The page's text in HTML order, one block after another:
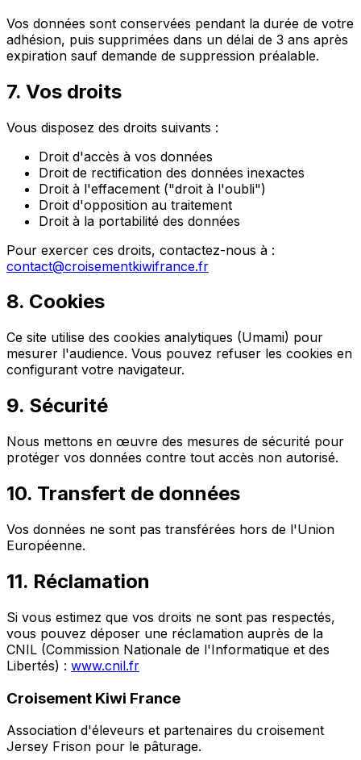
Vos données sont conservées pendant la durée de votre
adhésion, puis supprimées dans un délai de 3 ans après
expiration sauf demande de suppression préalable.
7. Vos droits
Vous disposez des droits suivants :
Droit d'accès à vos données
Droit de rectification des données inexactes
Droit à l'effacement ("droit à l'oubli")
Droit d'opposition au traitement
Droit à la portabilité des données
Pour exercer ces droits, contactez-nous à :
contact@croisementkiwifrance.fr
8. Cookies
Ce site utilise des cookies analytiques (Umami) pour
mesurer l'audience. Vous pouvez refuser les cookies en
configurant votre navigateur.
9. Sécurité
Nous mettons en œuvre des mesures de sécurité pour
protéger vos données contre tout accès non autorisé.
10. Transfert de données
Vos données ne sont pas transférées hors de l'Union
Européenne.
11. Réclamation
Si vous estimez que vos droits ne sont pas respectés,
vous pouvez déposer une réclamation auprès de la
CNIL (Commission Nationale de l'Informatique et des
Libertés) : www.cnil.fr
Croisement Kiwi France
Association d'éleveurs et partenaires du croisement
Jersey Frison pour le pâturage.